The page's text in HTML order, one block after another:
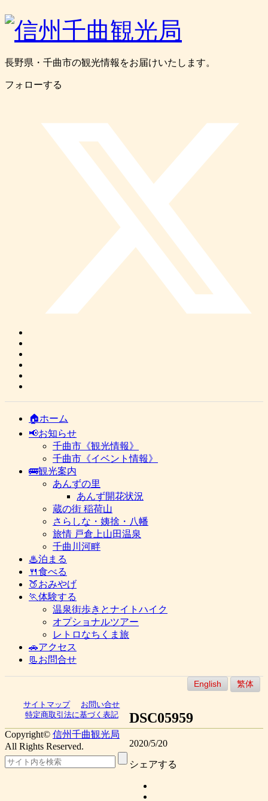
長野県・千曲市の観光情報をお届けいたします。
フォローする
🏠ホーム
📢お知らせ
千曲市《観光情報》
千曲市《イベント情報》
🚌観光案内
あんずの里
あんず開花状況
蔵の街 稲荷山
さらしな・姨捨・八幡
旅情 戸倉上山田温泉
千曲川河畔
♨泊まる
🍴食べる
🍑おみやげ
🏃体験する
温泉街歩きとナイトハイク
オプショナルツアー
レトロなちくま旅
🚗アクセス
📃お問合せ
English 繁体
DSC05959
2020/5/20
シェアする
サイトマップ
お問い合せ
特定商取引法に基づく表記
Copyright© 信州千曲観光局
All Rights Reserved.